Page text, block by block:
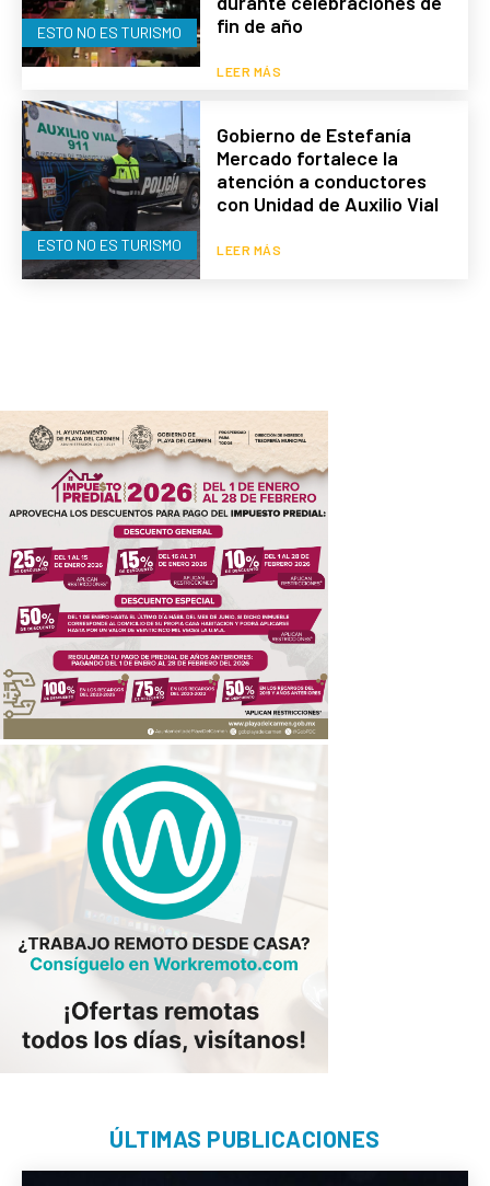
ESTO NO ES TURISMO
fin de año
LEER MÁS
ESTO NO ES TURISMO
Gobierno de Estefanía
Mercado fortalece la
atención a conductores
con Unidad de Auxilio Vial
LEER MÁS
ÚLTIMAS PUBLICACIONES